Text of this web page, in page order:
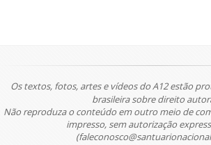
Os textos, fotos, artes e vídeos do A12 estão
brasileira sobre direito
Não reproduza o conteúdo em outro meio de
impresso, sem autorização